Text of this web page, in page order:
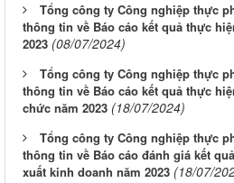
Tổng công ty Công nghiệp thực
thông tin về Báo cáo kết quả thực
2023 (08/07/2024)
Tổng công ty Công nghiệp thực
thông tin về Báo cáo kết quả thực
chức năm 2023 (18/07/2024)
Tổng công ty Công nghiệp thực
thông tin về Báo cáo đánh giá kết
xuất kinh doanh năm 2023 (18/07/